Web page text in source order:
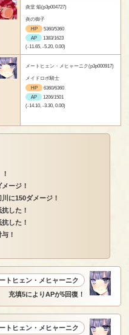
炎堂 焔(p3p004727)
炎の御子
HP
5360/5360
AP
1383/1623
(-11.65, -5.20, 0.00)
メートヒェン・メヒャーニク(p3p000917)
メイドロボ騎士
HP
6360/6360
AP
1206/1501
(-14.10, -3.30, 0.00)
ージ！
に150ダメージ！
した！
した！
！
トヒェン・メヒャーニク
充填5によりAPが5回復！
トヒェン・メヒャーニク